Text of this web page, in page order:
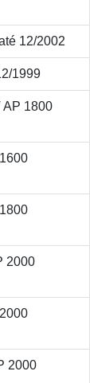
12/2002
1999
AP 1800
2000
2000